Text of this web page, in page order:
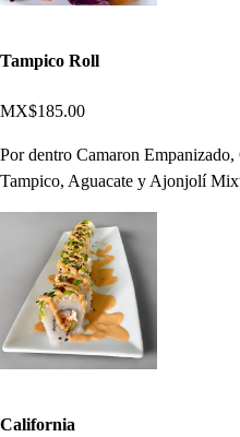
Tampico Roll
MX$185.00
Por dentro Camaron
Tampico, Aguacate y Ajonjolí
California